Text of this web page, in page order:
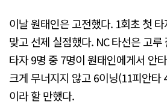
이날 원태인은 고전했다. 1회초 첫
맞고 선제 실점했다. NC 타선은 고
타자 9명 중 7명이 원태인에게서 안
크게 무너지지 않고 6이닝(11피안타
이라 할 만했다.